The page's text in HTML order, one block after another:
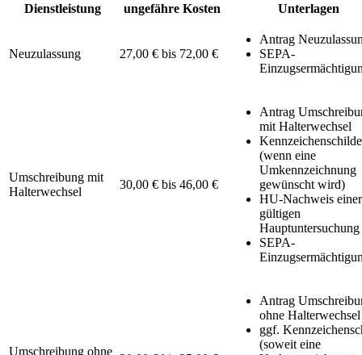
Dienstleistung ungefähre Kosten Unterlagen
Neuzulassung 27,00 € bis 72,00 €
Antrag
SEPA-
Umschreibung mit
Halterwechsel
30,00 € bis 46,00 €
Antrag
mit Halterwechsel
(wenn eine
Umkennzeichnung
gewünscht wird)
HU-Nachweis einer
gültigen
Hauptuntersuchung
SEPA-
Umschreibung ohne
Antrag
ohne Halterwechsel
ggf.
(soweit eine